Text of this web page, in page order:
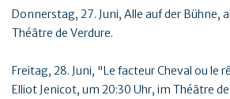
Donnerstag, 27. Juni, Alle auf der Bühne,
Théâtre de Verdure.
Freitag, 28. Juni, "Le facteur Cheval ou le
Elliot Jenicot, um 20:30 Uhr, im Théâtre